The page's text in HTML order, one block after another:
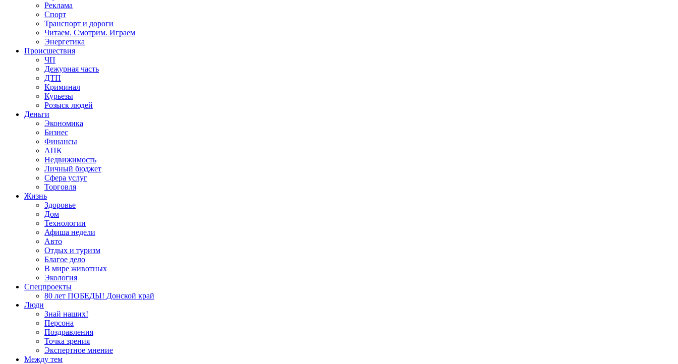
Реклама
Спорт
Транспорт и дороги
Читаем. Смотрим. Играем
Энергетика
Происшествия
ЧП
Дежурная часть
ДТП
Криминал
Курьезы
Розыск людей
Деньги
Экономика
Бизнес
Финансы
АПК
Недвижимость
Личный бюджет
Сфера услуг
Торговля
Жизнь
Здоровье
Дом
Технологии
Афиша недели
Авто
Отдых и туризм
Благое дело
В мире животных
Экология
Спецпроекты
80 лет ПОБЕДЫ! Донской край
Люди
Знай наших!
Персона
Поздравления
Точка зрения
Экспертное мнение
Между тем